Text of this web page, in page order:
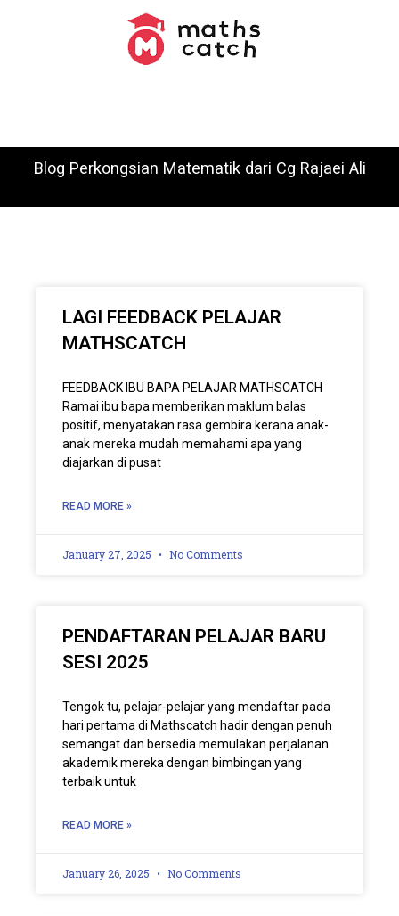
Blog Perkongsian Matematik dari Cg Rajaei Ali
LAGI FEEDBACK PELAJAR
MATHSCATCH
FEEDBACK IBU BAPA PELAJAR MATHSCATCH
Ramai ibu bapa memberikan maklum balas
positif, menyatakan rasa gembira kerana anak-
anak mereka mudah memahami apa yang
diajarkan di pusat
READ MORE »
January 27, 2025 No Comments
PENDAFTARAN PELAJAR BARU
SESI 2025
Tengok tu, pelajar-pelajar yang mendaftar pada
hari pertama di Mathscatch hadir dengan penuh
semangat dan bersedia memulakan perjalanan
akademik mereka dengan bimbingan yang
terbaik untuk
READ MORE »
January 26, 2025 No Comments